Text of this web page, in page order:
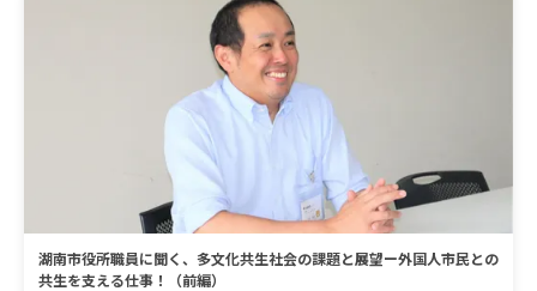
湖南市役所職員に聞く、多文化共生社会の課題と展望ー外国人市民との
共生を支える仕事！（前編）